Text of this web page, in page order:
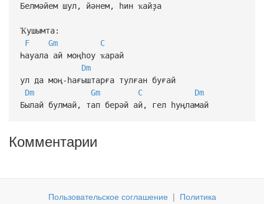
Белмәйем шул, йәнем, һин ҡайҙа
Ҡушымта:
F
Gm
C
Һауала ай моңһоу ҡарай
Dm
ул да моң-һағыштарға тулған буғай
Dm
Gm C
Dm
Былай булмай, тап берәй ай, гел һуңламай
Комментарии
Пользовательское соглашение | Политика